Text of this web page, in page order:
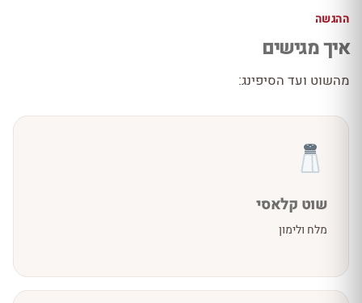
ההגשה
איך מגישים
מהשוט ועד הסיפינג:
שוט קלאסי
מלח ולימון